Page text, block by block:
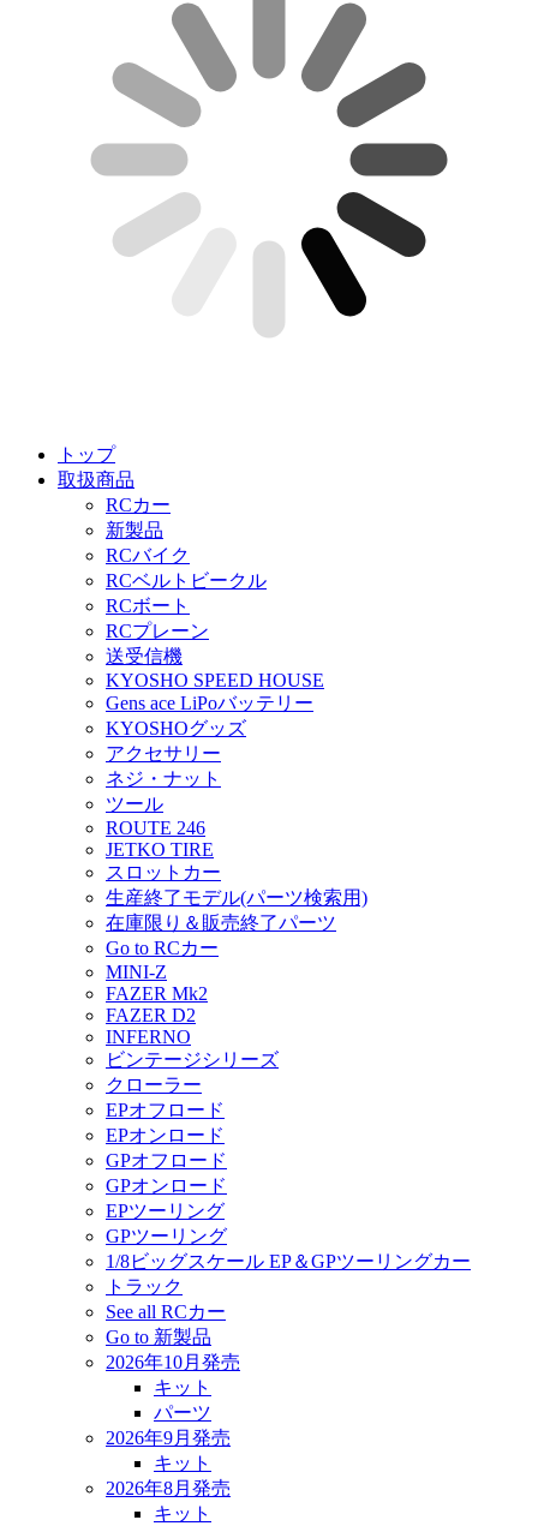
トップ
取扱商品
RCカー
新製品
RCバイク
RCベルトビークル
RCボート
RCプレーン
送受信機
KYOSHO SPEED HOUSE
Gens ace LiPoバッテリー
KYOSHOグッズ
アクセサリー
ネジ・ナット
ツール
ROUTE 246
JETKO TIRE
スロットカー
生産終了モデル(パーツ検索用)
在庫限り＆販売終了パーツ
Go to RCカー
MINI-Z
FAZER Mk2
FAZER D2
INFERNO
ビンテージシリーズ
クローラー
EPオフロード
EPオンロード
GPオフロード
GPオンロード
EPツーリング
GPツーリング
1/8ビッグスケール EP＆GPツーリングカー
トラック
See all RCカー
Go to 新製品
2026年10月発売
キット
パーツ
2026年9月発売
キット
2026年8月発売
キット